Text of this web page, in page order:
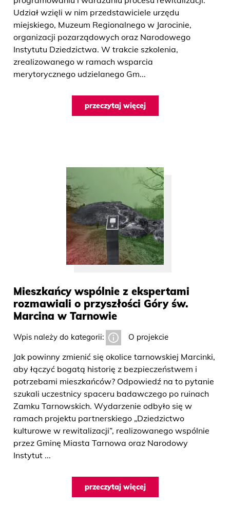
Udział wzięli w nim przedstawiciele urzędu
miejskiego, Muzeum Regionalnego w Jarocinie,
organizacji pozarządowych oraz Narodowego
Instytutu Dziedzictwa. W trakcie szkolenia,
zrealizowanego w ramach wsparcia
merytorycznego udzielanego Gm...
przeczytaj więcej
Mieszkańcy wspólnie z ekspertami
rozmawiali o przyszłości Góry św.
Marcina w Tarnowie
Wpis należy do kategorii: O projekcie
Jak powinny zmienić się okolice tarnowskiej Marcinki,
aby łączyć bogatą historię z bezpieczeństwem i
potrzebami mieszkańców? Odpowiedź na to pytanie
szukali uczestnicy spaceru badawczego po ruinach
Zamku Tarnowskich. Wydarzenie odbyło się w
ramach projektu partnerskiego „Dziedzictwo
kulturowe w rewitalizacji”, realizowanego wspólnie
przez Gminę Miasta Tarnowa oraz Narodowy
Instytut ...
przeczytaj więcej